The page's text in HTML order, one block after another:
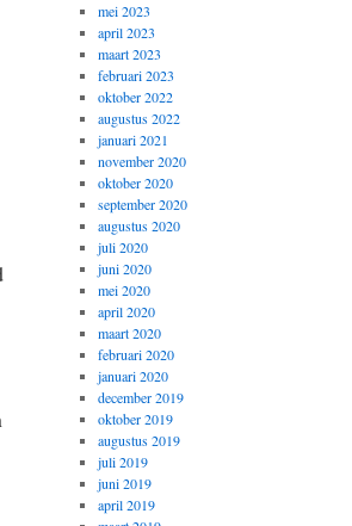
mei 2023
april 2023
maart 2023
februari 2023
oktober 2022
augustus 2022
januari 2021
november 2020
oktober 2020
september 2020
augustus 2020
juli 2020
juni 2020
mei 2020
april 2020
maart 2020
februari 2020
januari 2020
december 2019
oktober 2019
augustus 2019
juli 2019
juni 2019
april 2019